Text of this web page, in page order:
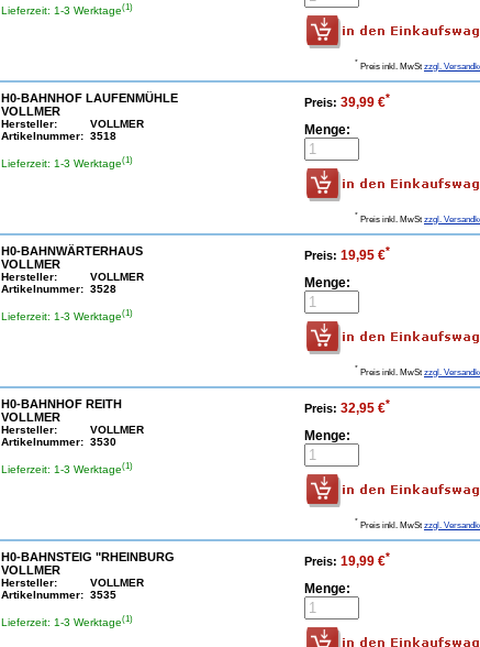
Lieferzeit: 1-3 Werktage(1)
* Preis inkl. MwSt zzgl.
H0-BAHNHOF LAUFENMÜHLE
VOLLMER
Hersteller:
VOLLMER
Artikelnummer: 3518
Lieferzeit: 1-3 Werktage(1)
Preis: 39,99 €*
Menge:
* Preis inkl. MwSt zzgl.
H0-BAHNWÄRTERHAUS
VOLLMER
Hersteller:
VOLLMER
Artikelnummer: 3528
Lieferzeit: 1-3 Werktage(1)
Preis: 19,95 €*
Menge:
* Preis inkl. MwSt zzgl.
H0-BAHNHOF REITH
VOLLMER
Hersteller:
VOLLMER
Artikelnummer: 3530
Lieferzeit: 1-3 Werktage(1)
Preis: 32,95 €*
Menge:
* Preis inkl. MwSt zzgl.
H0-BAHNSTEIG "RHEINBURG
VOLLMER
Hersteller:
VOLLMER
Artikelnummer: 3535
Lieferzeit: 1-3 Werktage(1)
Preis: 19,99 €*
Menge: